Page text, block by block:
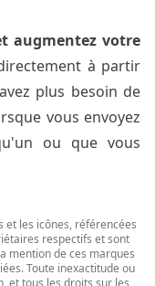
augmentez votre
à partir
plus besoin de
vous envoyez
ou que vous
et les icônes, référencées
respectifs et sont
mention de ces marques
Toute inexactitude ou
et tous les droits sur les